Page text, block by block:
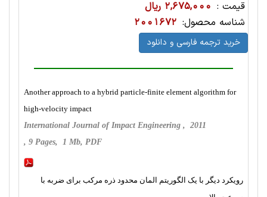
قیمت : 2,675,000 ریال
شناسه محصول: 2001672
خرید ترجمه فارسی و دانلود
Another approach to a hybrid particle-finite element algorithm for
high-velocity impact
International Journal of Impact Engineering , 2011
, 9 Pages, 1 Mb, PDF
رویکرد دیگر با یک الگوریتم المان محدود ذره مرکب برای ضربه با